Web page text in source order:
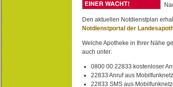
Den aktuellen Notdienstplan
Notdienstportal der
Welche Apotheke in Ihrer Nähe
auch unter:
0800 00 22833 kostenloser
22833 Anruf aus
22833 SMS aus